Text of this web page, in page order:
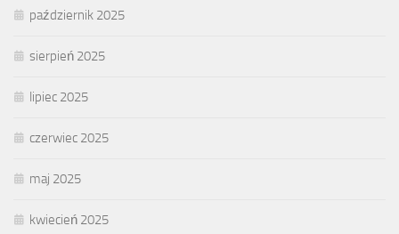
październik 2025
sierpień 2025
lipiec 2025
czerwiec 2025
maj 2025
kwiecień 2025